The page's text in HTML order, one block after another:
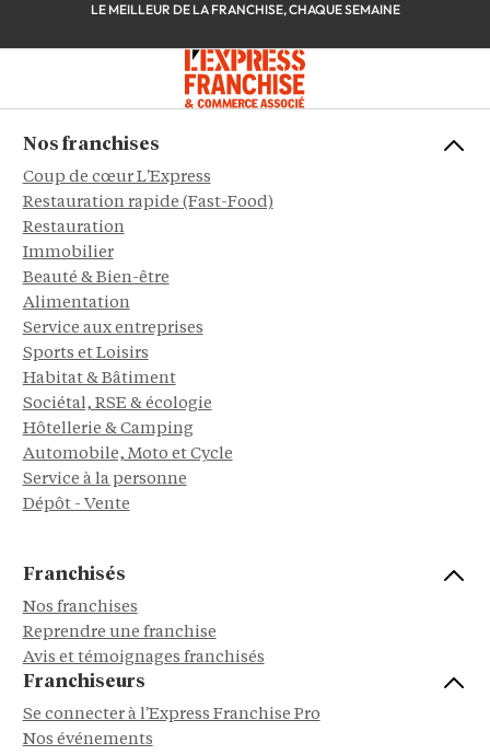
LE MEILLEUR DE LA FRANCHISE, CHAQUE SEMAINE
Nos franchises
Coup de cœur L'Express
Restauration rapide (Fast-Food)
Restauration
Immobilier
Beauté & Bien-être
Alimentation
Service aux entreprises
Sports et Loisirs
Habitat & Bâtiment
Sociétal, RSE & écologie
Hôtellerie & Camping
Automobile, Moto et Cycle
Service à la personne
Dépôt - Vente
Franchisés
Nos franchises
Reprendre une franchise
Avis et témoignages franchisés
Franchiseurs
Se connecter à l'Express Franchise Pro
Nos événements